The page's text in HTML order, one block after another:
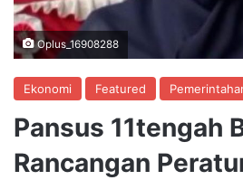
Oplus_16908288
Ekonomi Featured
Pansus 11tengah
Rancangan